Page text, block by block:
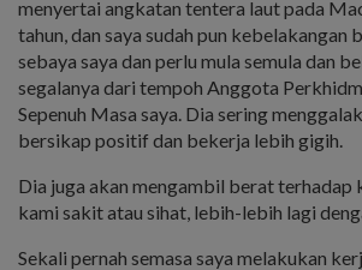
menyertai angkatan tentera laut pada
tahun, dan saya sudah pun kebelakangan
sebaya saya dan perlu mula semula dan
segalanya dari tempoh Anggota
Sepenuh Masa saya. Dia sering
bersikap positif dan bekerja lebih gigih.
Dia juga akan mengambil berat terhadap
kami sakit atau sihat, lebih-lebih lagi
Sekali pernah semasa saya melakukan